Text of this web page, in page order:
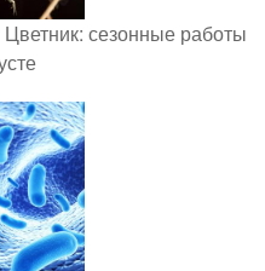
Цветник: сезонные работы